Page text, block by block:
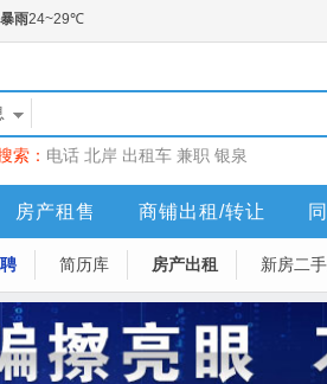
索： 电话 北岸 出租车 兼职 银泉
房产租售 商铺出租/转让
简历库 房产出租 新房二